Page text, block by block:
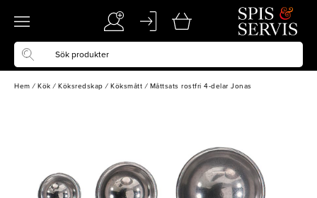
Hem / Kök / Köksredskap / Köksmått / Måttsats rostfri 4-delar Jonas